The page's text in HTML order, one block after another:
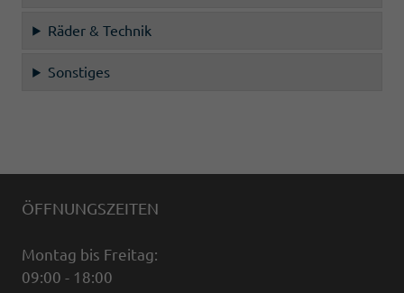
Räder & Technik
Sonstiges
ÖFFNUNGSZEITEN
Montag bis Freitag:
09:00 - 18:00